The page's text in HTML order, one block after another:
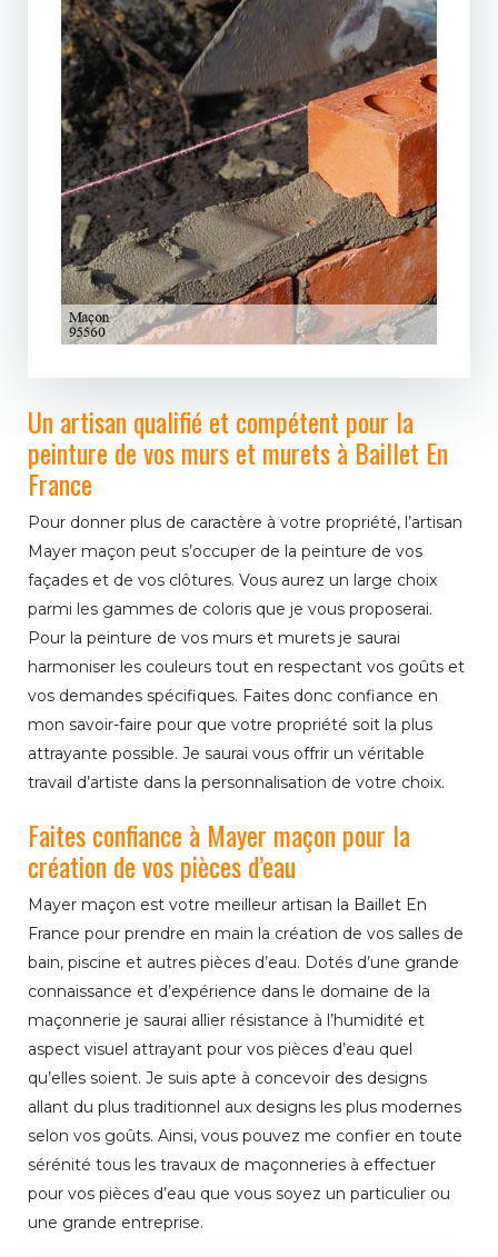
Un artisan qualifié et compétent pour la
peinture de vos murs et murets à Baillet En
France
Pour donner plus de caractère à votre propriété, l’artisan
Mayer maçon peut s’occuper de la peinture de vos
façades et de vos clôtures. Vous aurez un large choix
parmi les gammes de coloris que je vous proposerai.
Pour la peinture de vos murs et murets je saurai
harmoniser les couleurs tout en respectant vos goûts et
vos demandes spécifiques. Faites donc confiance en
mon savoir-faire pour que votre propriété soit la plus
attrayante possible. Je saurai vous offrir un véritable
travail d’artiste dans la personnalisation de votre choix.
Faites confiance à Mayer maçon pour la
création de vos pièces d’eau
Mayer maçon est votre meilleur artisan la Baillet En
France pour prendre en main la création de vos salles de
bain, piscine et autres pièces d’eau. Dotés d’une grande
connaissance et d’expérience dans le domaine de la
maçonnerie je saurai allier résistance à l’humidité et
aspect visuel attrayant pour vos pièces d’eau quel
qu’elles soient. Je suis apte à concevoir des designs
allant du plus traditionnel aux designs les plus modernes
selon vos goûts. Ainsi, vous pouvez me confier en toute
sérénité tous les travaux de maçonneries à effectuer
pour vos pièces d’eau que vous soyez un particulier ou
une grande entreprise.